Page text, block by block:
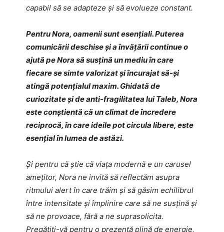
capabil să se adapteze și să evolueze constant.
Pentru Nora, oamenii sunt esențiali. Puterea
comunicării deschise și a învățării continue o
ajută pe Nora să susțină un mediu în care
fiecare se simte valorizat și încurajat să-și
atingă potențialul maxim. Ghidată de
curiozitate și de anti-fragilitatea lui Taleb, Nora
este conștientă că un climat de încredere
reciprocă, în care ideile pot circula libere, este
esențial în lumea de astăzi.
Și pentru că știe că viața modernă e un carusel
amețitor, Nora ne invită să reflectăm asupra
ritmului alert în care trăim și să găsim echilibrul
între intensitate și împlinire care să ne susțină și
să ne provoace, fără a ne suprasolicita.
Pregătiți-vă pentru o prezență plină de energie,